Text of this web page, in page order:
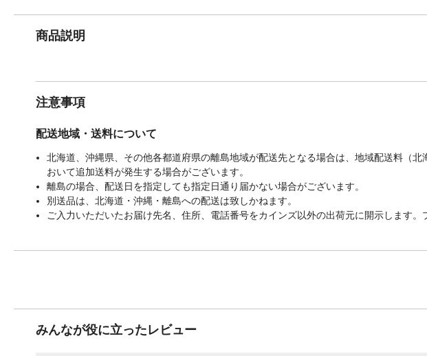
商品説明
注意事項
配送地域・送料について
北海道、沖縄県、その他各都道府県の離島地域が配送先となる場合は、地域配送料（
おいて追加送料が発生する場合がございます。
離島の場合、配送日を指定しても指定日通り届かない場合がございます。
別送品は、北海道・沖縄・離島への配送は致しかねます。
ご入力いただいたお届け先名、住所、電話番号をカインズ以外の出荷元に開示します
みんなが役に立ったレビュー